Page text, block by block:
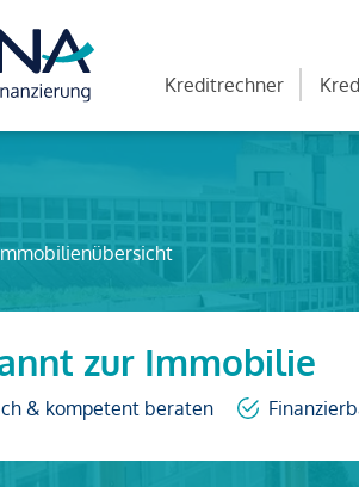
Kreditrechner
zur Immobilie
& kompetent beraten